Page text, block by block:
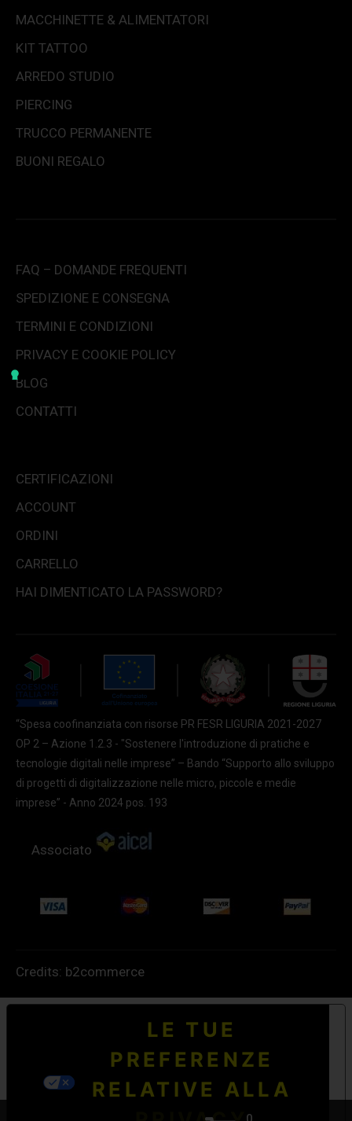
MACCHINETTE & ALIMENTATORI
KIT TATTOO
ARREDO STUDIO
PIERCING
TRUCCO PERMANENTE
BUONI REGALO
FAQ – DOMANDE FREQUENTI
SPEDIZIONE E CONSEGNA
TERMINI E CONDIZIONI
PRIVACY E COOKIE POLICY
BLOG
CONTATTI
CERTIFICAZIONI
ACCOUNT
ORDINI
CARRELLO
HAI DIMENTICATO LA PASSWORD?
“Spesa coofinanziata con risorse PR FESR LIGURIA 2021-2027
OP 2 – Azione 1.2.3 - "Sostenere l'introduzione di pratiche e
tecnologie digitali nelle imprese” – Bando “Supporto allo sviluppo
di progetti di digitalizzazione nelle micro, piccole e medie
imprese” - Anno 2024 pos. 193
Associato
Credits: b2commerce
LE TUE
PREFERENZE
RELATIVE ALLA